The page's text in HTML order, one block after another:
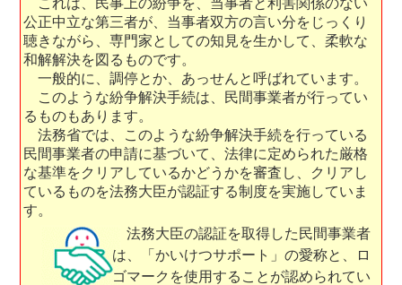
公正中立な第三者が、当事者双方の言い分をじっくり
聴きながら、専門家としての知見を生かして、柔軟な
和解解決を図るものです。
一般的に、調停とか、あっせんと呼ばれています。
このような紛争解決手続は、民間事業者が行ってい
るものもあります。
法務省では、このような紛争解決手続を行っている
民間事業者の申請に基づいて、法律に定められた厳格
な基準をクリアしているかどうかを審査し、クリアし
ているものを法務大臣が認証する制度を実施していま
す。
法務大臣の認証を取得した民間事業者
は、「かいけつサポート」の愛称と、ロ
ゴマークを使用することが認められてい